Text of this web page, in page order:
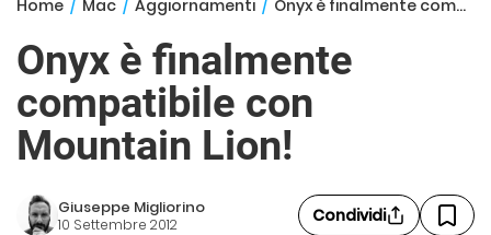
Home / Mac / Aggiornamenti / Onyx è finalmente compatibile con Mountain Lion!
Onyx è finalmente
compatibile con
Mountain Lion!
Giuseppe Migliorino
10 Settembre 2012 Condividi